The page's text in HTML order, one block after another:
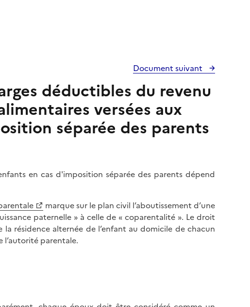
Document suivant
déductibles du revenu
versées aux
séparée des parents
en cas d'imposition séparée des parents dépend
marque sur le plan civil l’aboutissement d’une
paternelle » à celle de « coparentalité ». Le droit
résidence alternée de l’enfant au domicile de chacun
l’autorité parentale.